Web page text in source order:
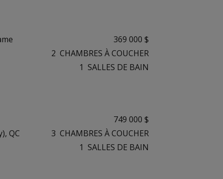
369 000 $
2 CHAMBRES À COUCHER
1 SALLES DE BAIN
QC
749 000 $
3 CHAMBRES À COUCHER
1 SALLES DE BAIN